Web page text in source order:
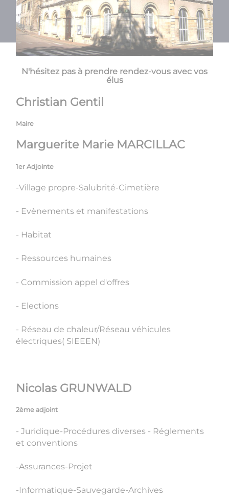
N'hésitez pas à prendre​​​​​​​​​​​ rendez-vous avec vos
élus
Christian Gentil
Maire
Marguerite Marie MARCILLAC
1er Adjointe
-Village propre-Salubrité-Cimetière
- Evènements et manifestations
- Habitat
- Ressources humaines
- Commission appel d'offres
- Elections
- Réseau de chaleur/Réseau véhicules
électriques( SIEEEN)
Nicolas GRUNWALD
2ème adjoint
- Juridique-Procédures diverses - Réglements
et conventions
-Assurances-Projet
-Informatique-Sauvegarde-Archives